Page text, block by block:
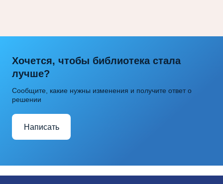
Хочется, чтобы библиотека стала
лучше?
Сообщите, какие нужны изменения и получите ответ о
решении
Написать